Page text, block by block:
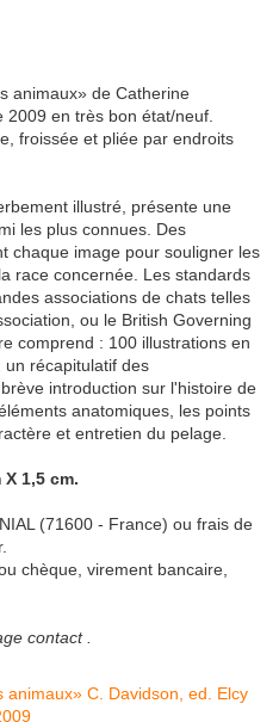
animaux» de Catherine
2009 en très bon état/neuf.
froissée et pliée par endroits
illustré, présente une
les plus connues. Des
chaque image pour souligner les
race concernée. Les standards
associations de chats telles
ou le British Governing
comprend : 100 illustrations en
récapitulatif des
introduction sur l'histoire de
anatomiques, les points
et entretien du pelage.
1,5 cm.
(71600 - France) ou frais de
chèque, virement bancaire,
contact .